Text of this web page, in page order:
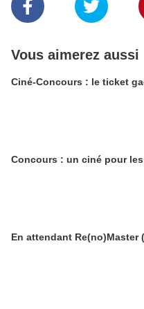
Vous aimerez aussi
Ciné-Concours : le
Concours : un ciné pour
En attendant Re(no)Master